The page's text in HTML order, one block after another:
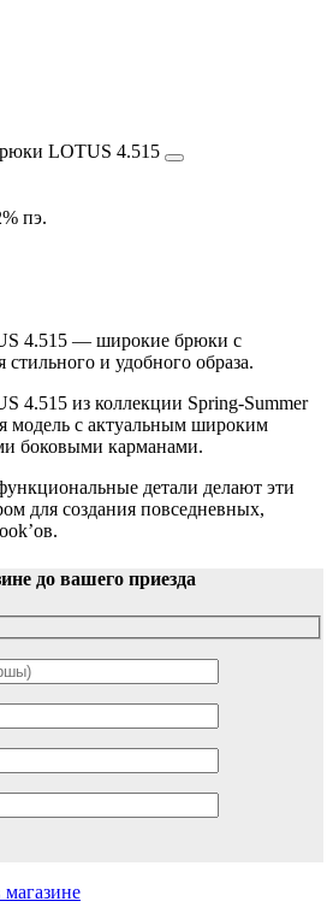
LOTUS 4.515
пэ.
4.515 — широкие брюки с
и удобного образа.
4.515 из коллекции Spring-Summer
модель с актуальным широким
боковыми карманами.
детали делают эти
для создания повседневных,
до вашего приезда
магазине